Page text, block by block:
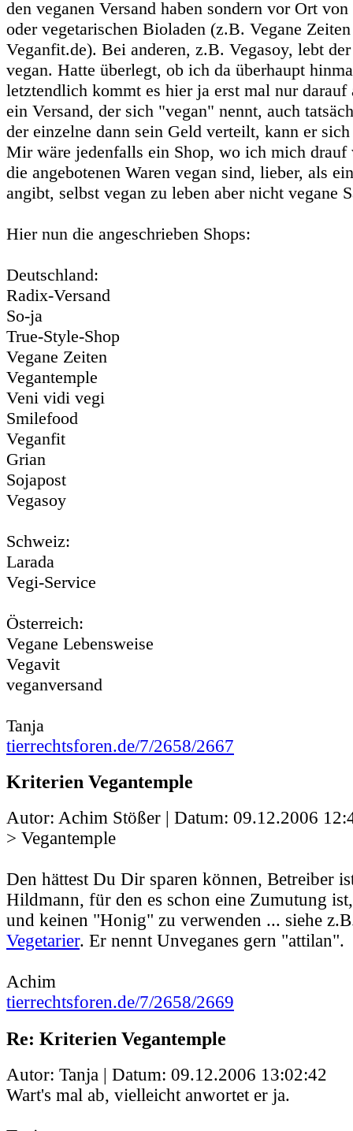
den veganen Versand haben sondern vor Ort
oder vegetarischen Bioladen (z.B. Vegane
Veganfit.de). Bei anderen, z.B. Vegasoy, lebt
vegan. Hatte überlegt, ob ich da überhaupt
letztendlich kommt es hier ja erst mal nur darauf
ein Versand, der sich "vegan" nennt, auch
der einzelne dann sein Geld verteilt, kann er
Mir wäre jedenfalls ein Shop, wo ich mich drauf
die angebotenen Waren vegan sind, lieber, als
angibt, selbst vegan zu leben aber nicht vegane
Hier nun die angeschrieben Shops:
Deutschland:
Radix-Versand
So-ja
True-Style-Shop
Vegane Zeiten
Vegantemple
Veni vidi vegi
Smilefood
Veganfit
Grian
Sojapost
Vegasoy
Schweiz:
Larada
Vegi-Service
Österreich:
Vegane Lebensweise
Vegavit
veganversand
Tanja
tierrechtsforen.de/7/2658/2667
Kriterien Vegantemple
Autor: Achim Stößer | Datum: 09.12.2006
> Vegantemple
Den hättest Du Dir sparen können, Betreiber
Hildmann, für den es schon eine Zumutung
und keinen "Honig" zu verwenden ... siehe
Vegetarier. Er nennt Unveganes gern "attilan".
Achim
tierrechtsforen.de/7/2658/2669
Re: Kriterien Vegantemple
Autor: Tanja | Datum: 09.12.2006 13:02:42
Wart's mal ab, vielleicht anwortet er ja.